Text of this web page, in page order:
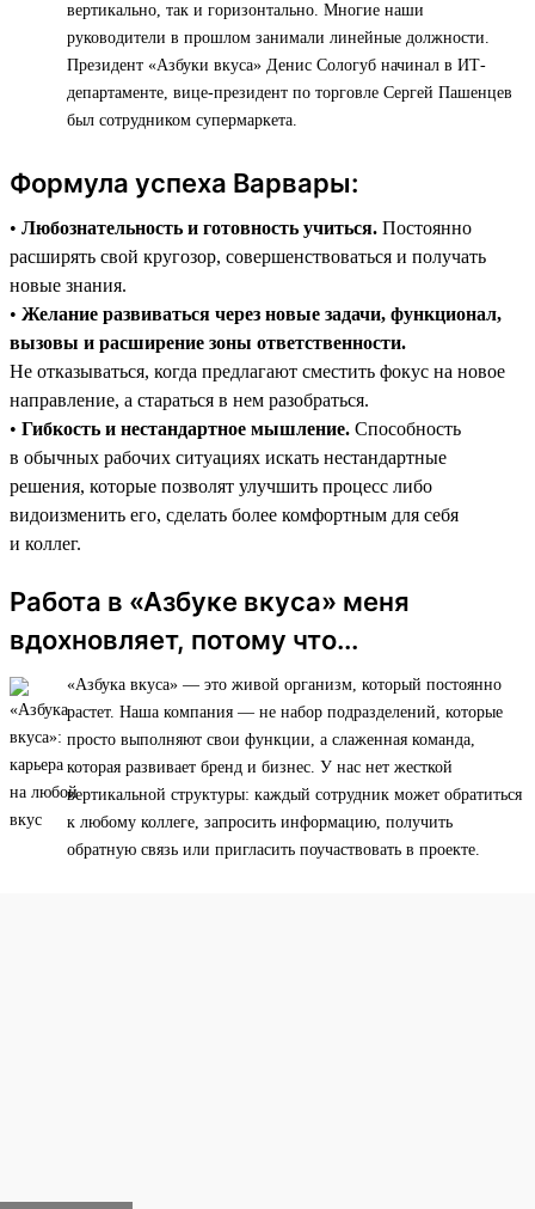
вертикально, так и горизонтально. Многие наши
руководители в прошлом занимали линейные должности.
Президент «Азбуки вкуса» Денис Сологуб начинал в ИТ-
департаменте, вице-президент по торговле Сергей Пашенцев
был сотрудником супермаркета.
Формула успеха Варвары:
• Любознательность и готовность учиться. Постоянно
расширять свой кругозор, совершенствоваться и получать
новые знания.
• Желание развиваться через новые задачи, функционал,
вызовы и расширение зоны ответственности.
Не отказываться, когда предлагают сместить фокус на новое
направление, а стараться в нем разобраться.
• Гибкость и нестандартное мышление. Способность
в обычных рабочих ситуациях искать нестандартные
решения, которые позволят улучшить процесс либо
видоизменить его, сделать более комфортным для себя
и коллег.
Работа в «Азбуке вкуса» меня
вдохновляет, потому что...
«Азбука вкуса» — это живой организм, который постоянно
растет. Наша компания — не набор подразделений, которые
просто выполняют свои функции, а слаженная команда,
которая развивает бренд и бизнес. У нас нет жесткой
вертикальной структуры: каждый сотрудник может обратиться
к любому коллеге, запросить информацию, получить
обратную связь или пригласить поучаствовать в проекте.